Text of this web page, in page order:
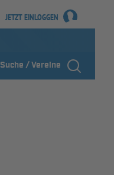
JETZT EINLOGGEN
Suche / Vereine